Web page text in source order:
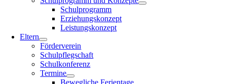
Schulprogramm
Erziehungskonzept
Leistungskonzept
Eltern
Förderverein
Schulpflegschaft
Schulkonferenz
Termine
Bewegliche Ferientage